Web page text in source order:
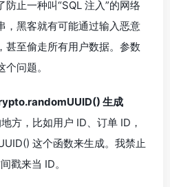
止一种叫“SQL 注入”的网络
，黑客就有可能通过输入恶意
甚至偷走所有用户数据。参数
问题。
生成
方，比如用户 ID、订单 ID，
这个函数来生成。我禁止
戳来当 ID。